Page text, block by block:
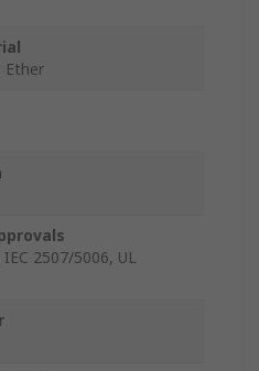
Ether
IEC 2507/5006, UL